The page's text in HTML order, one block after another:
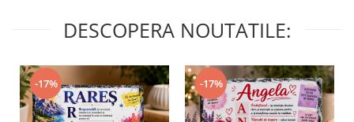
DESCOPERA NOUTATILE:
-17% -17%